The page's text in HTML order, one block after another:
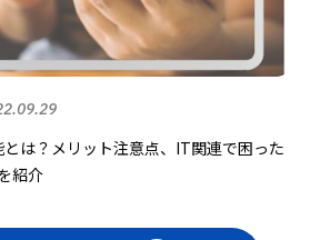
は？メリット注意点、IT関連で困った
紹介